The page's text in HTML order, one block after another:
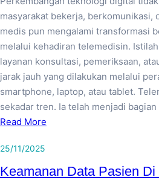
masyarakat bekerja, berkomunikasi,
medis pun mengalami transformasi
melalui kehadiran telemedisin.
layanan konsultasi, pemeriksaan,
jarak jauh yang dilakukan melalui
smartphone, laptop, atau tablet.
sekadar tren. Ia telah menjadi
Read More
25/11/2025
Keamanan Data Pasien